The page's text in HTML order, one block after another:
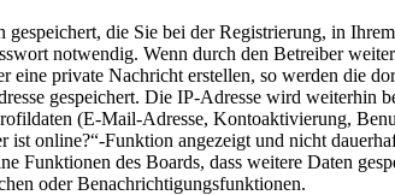
gespeichert, die Sie bei der Registrierung, in
notwendig. Wenn durch den Betreiber
eine private Nachricht erstellen, so werden die
gespeichert. Die IP-Adresse wird weiterhin
(E-Mail-Adresse, Kontoaktivierung,
ist online?“-Funktion angezeigt und nicht
Funktionen des Boards, dass weitere Daten
oder Benachrichtigungsfunktionen.